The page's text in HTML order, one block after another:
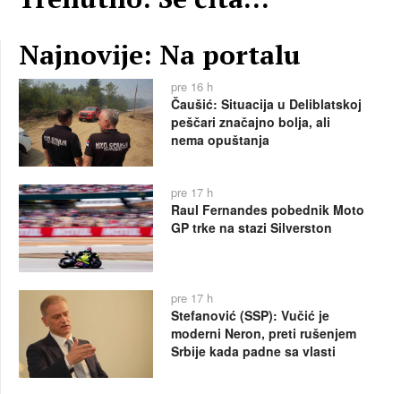
Najnovije: Na portalu
pre 16 h
Čaušić: Situacija u Deliblatskoj
peščari značajno bolja, ali
nema opuštanja
pre 17 h
Raul Fernandes pobednik Moto
GP trke na stazi Silverston
pre 17 h
Stefanović (SSP): Vučić je
moderni Neron, preti rušenjem
Srbije kada padne sa vlasti